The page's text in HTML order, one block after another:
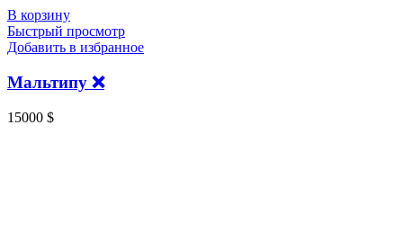
В корзину
Быстрый просмотр
Добавить в избранное
Мальтипу ❌️
15000 $